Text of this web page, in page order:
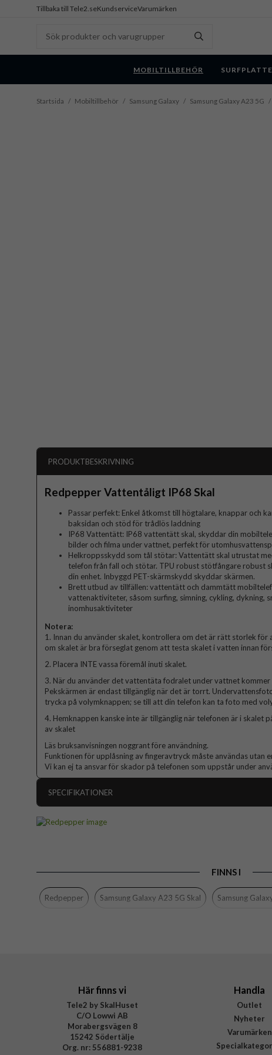
Tillbaka till Tele2.seKundserviceVarumärken
MOBILTILLBEHÖR
Startsida / Mobiltillbehör / Samsung Galaxy / Samsung Galaxy A23 5G /
PRODUKTBESKRIVNING
Redpepper Vattentåligt IP68 Skal
Passar perfekt: Enkel åtkomst till högtalare, knappar och
baksidan och stöd för trådlös laddning
IP68 Vattentätt: IP68 vattentätt skal, skyddar din
bilder och filma under vattnet, perfekt för
Helkroppsskydd som tål stötar: Vattentätt skal utrustat
telefon från fall och stötar. TPU robust stötfångare
din enhet. Inbyggd PET-skärmskydd skyddar skärmen.
Brett utbud av tillfällen: vattentätt och dammtätt
vattenaktiviteter, såsom surfing, simning, cykling, dykning,
inomhusaktiviteter
Notera:
1. Innan du använder skalet, kontrollera om det är rätt storlek för
om skalet är bra förseglat genom att testa skalet i vatten innan
2. Placera INTE vassa föremål inuti skalet.
3. När du använder det vattentäta fodralet under vattnet
Pekskärmen är endast tillgänglig när det är torrt.
trycka på volymknappen; se till att din telefon kan ta foto med
4. Hemknappen kanske inte är tillgänglig när telefonen är i skalet
av skalet
Läs bruksanvisningen noggrant före användning.
Funktionen för upplåsning av fingeravtryck måste användas utan
Vi kan ej ta ansvar för skador på telefonen som uppstår under
SPECIFIKATIONER
Egenskaper
Färg
FINNS I
Redpepper Samsung Galaxy A23 5G Skal Samsung
Här finns vi
Tele2 by SkalHuset
C/O Lowwi AB
Morabergsvägen 8
15242 Södertälje
Org. nr: 556881-9238
Handla
Outlet
Nyheter
Varumärken